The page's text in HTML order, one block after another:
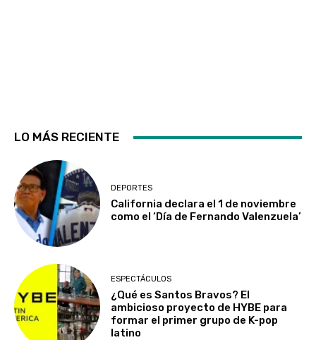
LO MÁS RECIENTE
DEPORTES
California declara el 1 de noviembre
como el ‘Día de Fernando Valenzuela’
ESPECTÁCULOS
¿Qué es Santos Bravos? El
ambicioso proyecto de HYBE para
formar el primer grupo de K-pop
latino